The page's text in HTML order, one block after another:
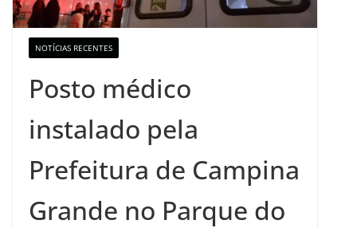
NOTÍCIAS RECENTES
Posto médico
instalado pela
Prefeitura de Campina
Grande no Parque do